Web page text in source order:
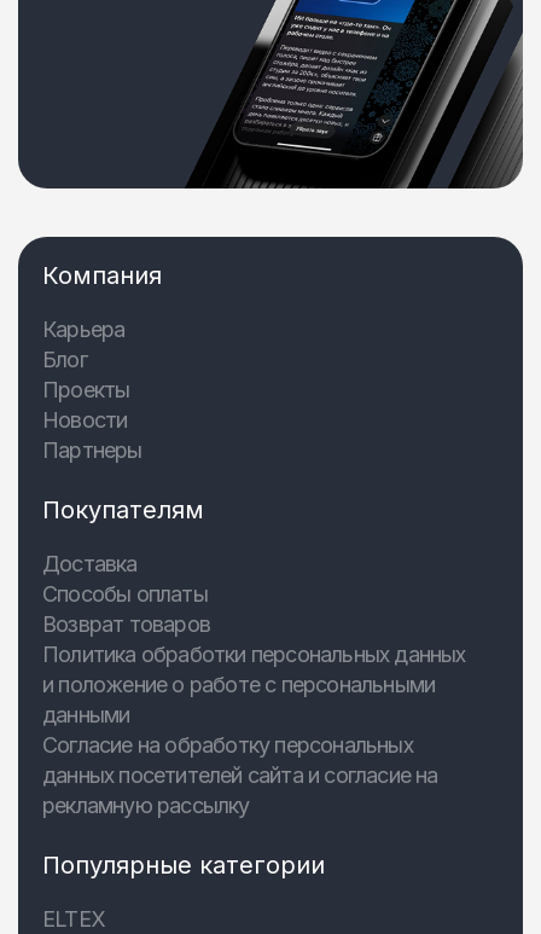
Компания
Карьера
Блог
Проекты
Новости
Партнеры
Покупателям
Доставка
Способы оплаты
Возврат товаров
Политика обработки персональных данных
и положение о работе с персональными
данными
Согласие на обработку персональных
данных посетителей сайта и согласие на
рекламную рассылку
Популярные категории
ELTEX